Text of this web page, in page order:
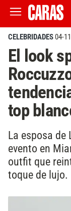
CELEBRIDADES04-
El look
top
La esposa de
evento en
outfit que
toque de lujo.